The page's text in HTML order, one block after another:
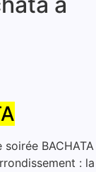
BACHATA
: la